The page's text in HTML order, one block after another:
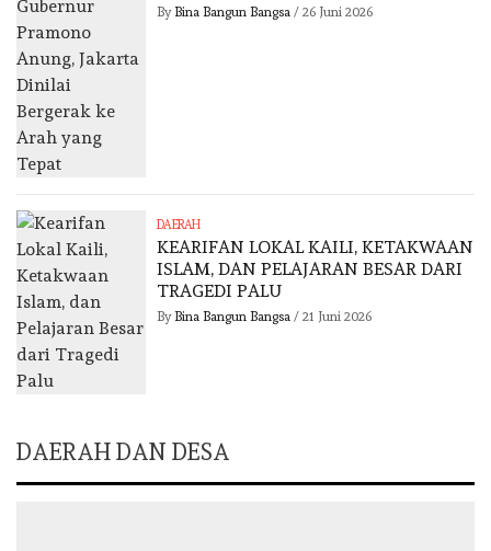
By Bina Bangun Bangsa / 26 Juni 2026
DAERAH
KEARIFAN LOKAL KAILI, KETAKWAAN
ISLAM, DAN PELAJARAN BESAR DARI
TRAGEDI PALU
By Bina Bangun Bangsa / 21 Juni 2026
DAERAH DAN DESA